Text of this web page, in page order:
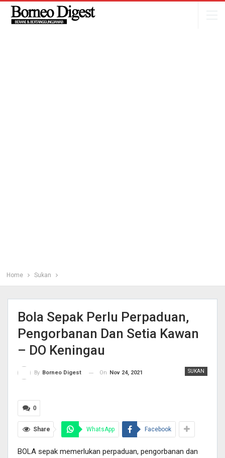
Home Sukan
Bola Sepak Perlu Perpaduan,
Pengorbanan Dan Setia Kawan
– DO Keningau
SUKAN
By Borneo Digest On Nov 24, 2021
0
Share WhatsApp Facebook
BOLA sepak memerlukan perpaduan, pengorbanan dan